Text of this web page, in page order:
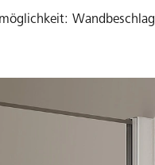
Wandbeschlag